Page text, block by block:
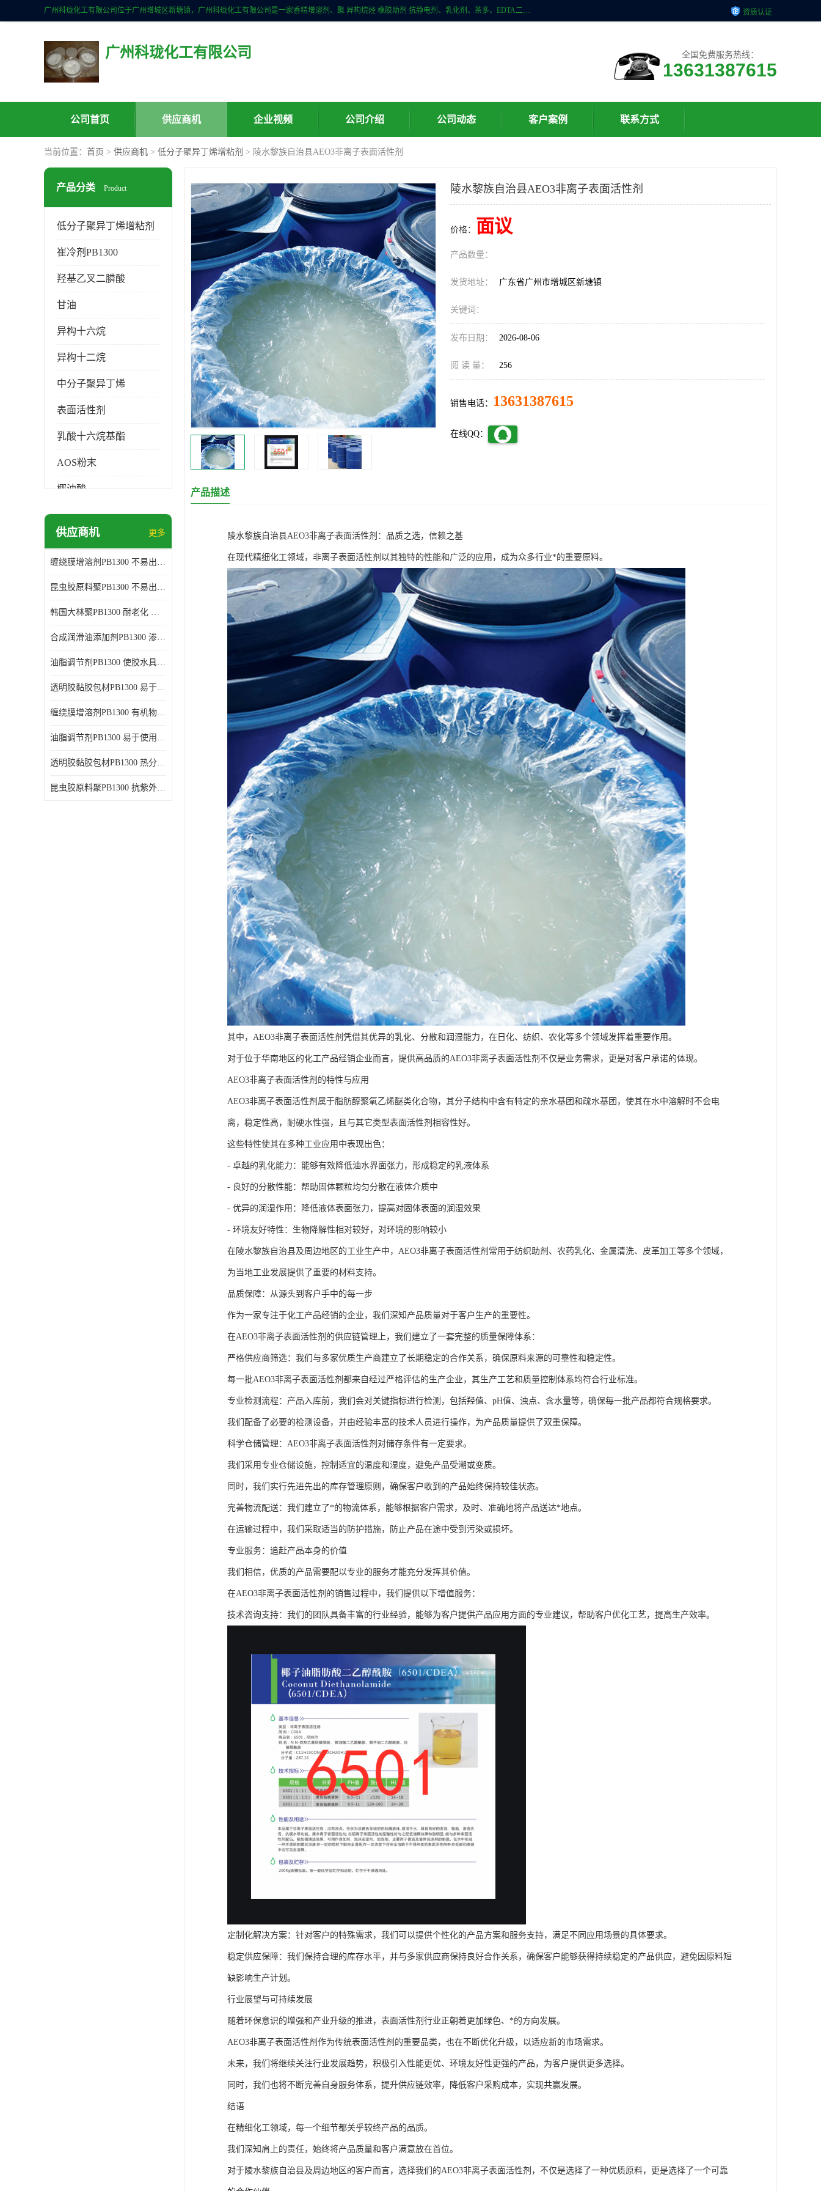
广州科珑化工有限公司位于广州增城区新塘镇，广州科珑化工有限公司是一家香精增溶剂、聚 异构烷烃 橡胶助剂 抗静电剂、乳化剂、茶多、EDTA二、清洗水等产品的经销批发。公司实力雄厚，重信用、守合同、保证产品质量，以多品种经营特色和薄利多销的原则，赢得了广大客户的信任。 资质认证
广州科珑化工有限公司 全国免费服务热线：
13631387615
公司首页 供应商机 企业视频 公司介绍 公司动态 客户案例 联系方式
当前位置： 首页 > 供应商机 > 低分子聚异丁烯增粘剂 > 陵水黎族自治县AEO3非离子表面活性剂
产品分类 Product
低分子聚异丁烯增粘剂
崔冷剂PB1300
羟基乙叉二膦酸
甘油
异构十六烷
异构十二烷
中分子聚异丁烯
表面活性剂
乳酸十六烷基酯
AOS粉末
椰油酸
月桂醇磺基琥珀酸酯二钠
谷氨酸钠
阳离子表面活性剂
供应商机 更多
缠绕膜增溶剂PB1300 不易出现分层沉淀 应用范围广
昆虫胶原料聚PB1300 不易出现分层沉淀 耐老化
韩国大林聚PB1300 耐老化 应用范围广
合成润滑油添加剂PB1300 渗透性好 使涂料具有更高的粘度
油脂调节剂PB1300 使胶水具有更好的透明度 耐老化
透明胶黏胶包材PB1300 易于使用和加工 耐老化
缠绕膜增溶剂PB1300 有机物质相容性好 易于使用和加工
油脂调节剂PB1300 易于使用和加工 化学稳定性好
透明胶黏胶包材PB1300 热分解后无残留物 良好的溶解性能
昆虫胶原料聚PB1300 抗紫外线性能好 应用范围广
陵水黎族自治县AEO3非离子表面活性剂
价格： 面议
产品数量：
发货地址： 广东省广州市增城区新塘镇
关键词：
发布日期： 2026-08-06
阅 读 量： 256
销售电话： 13631387615
在线QQ：
产品描述
陵水黎族自治县AEO3非离子表面活性剂：品质之选，信赖之基
在现代精细化工领域，非离子表面活性剂以其独特的性能和广泛的应用，成为众多行业*的重要原料。
其中，AEO3非离子表面活性剂凭借其优异的乳化、分散和润湿能力，在日化、纺织、农化等多个领域发挥着重要作用。
对于位于华南地区的化工产品经销企业而言，提供高品质的AEO3非离子表面活性剂不仅是业务需求，更是对客户承诺的体现。
AEO3非离子表面活性剂的特性与应用
AEO3非离子表面活性剂属于脂肪醇聚氧乙烯醚类化合物，其分子结构中含有特定的亲水基团和疏水基团，使其在水中溶解时不会电
离，稳定性高，耐硬水性强，且与其它类型表面活性剂相容性好。
这些特性使其在多种工业应用中表现出色：
- 卓越的乳化能力：能够有效降低油水界面张力，形成稳定的乳液体系
- 良好的分散性能：帮助固体颗粒均匀分散在液体介质中
- 优异的润湿作用：降低液体表面张力，提高对固体表面的润湿效果
- 环境友好特性：生物降解性相对较好，对环境的影响较小
在陵水黎族自治县及周边地区的工业生产中，AEO3非离子表面活性剂常用于纺织助剂、农药乳化、金属清洗、皮革加工等多个领域，
为当地工业发展提供了重要的材料支持。
品质保障：从源头到客户手中的每一步
作为一家专注于化工产品经销的企业，我们深知产品质量对于客户生产的重要性。
在AEO3非离子表面活性剂的供应链管理上，我们建立了一套完整的质量保障体系：
严格供应商筛选：我们与多家优质生产商建立了长期稳定的合作关系，确保原料来源的可靠性和稳定性。
每一批AEO3非离子表面活性剂都来自经过严格评估的生产企业，其生产工艺和质量控制体系均符合行业标准。
专业检测流程：产品入库前，我们会对关键指标进行检测，包括羟值、pH值、浊点、含水量等，确保每一批产品都符合规格要求。
我们配备了必要的检测设备，并由经验丰富的技术人员进行操作，为产品质量提供了双重保障。
科学仓储管理：AEO3非离子表面活性剂对储存条件有一定要求。
我们采用专业仓储设施，控制适宜的温度和湿度，避免产品受潮或变质。
同时，我们实行先进先出的库存管理原则，确保客户收到的产品始终保持较佳状态。
完善物流配送：我们建立了*的物流体系，能够根据客户需求，及时、准确地将产品送达*地点。
在运输过程中，我们采取适当的防护措施，防止产品在途中受到污染或损坏。
专业服务：追赶产品本身的价值
我们相信，优质的产品需要配以专业的服务才能充分发挥其价值。
在AEO3非离子表面活性剂的销售过程中，我们提供以下增值服务：
技术咨询支持：我们的团队具备丰富的行业经验，能够为客户提供产品应用方面的专业建议，帮助客户优化工艺，提高生产效率。
定制化解决方案：针对客户的特殊需求，我们可以提供个性化的产品方案和服务支持，满足不同应用场景的具体要求。
稳定供应保障：我们保持合理的库存水平，并与多家供应商保持良好合作关系，确保客户能够获得持续稳定的产品供应，避免因原料短
缺影响生产计划。
行业展望与可持续发展
随着环保意识的增强和产业升级的推进，表面活性剂行业正朝着更加绿色、*的方向发展。
AEO3非离子表面活性剂作为传统表面活性剂的重要品类，也在不断优化升级，以适应新的市场需求。
未来，我们将继续关注行业发展趋势，积极引入性能更优、环境友好性更强的产品，为客户提供更多选择。
同时，我们也将不断完善自身服务体系，提升供应链效率，降低客户采购成本，实现共赢发展。
结语
在精细化工领域，每一个细节都关乎较终产品的品质。
我们深知肩上的责任，始终将产品质量和客户满意放在首位。
对于陵水黎族自治县及周边地区的客户而言，选择我们的AEO3非离子表面活性剂，不仅是选择了一种优质原料，更是选择了一个可靠